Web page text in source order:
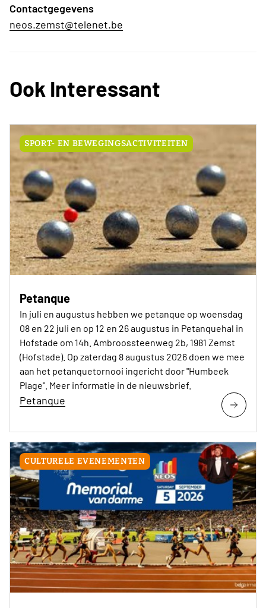
Contactgegevens
neos.zemst@telenet.be
Ook Interessant
SPORT- EN BEWEGINGSACTIVITEITEN
Petanque
In juli en augustus hebben we petanque op woensdag
08 en 22 juli en op 12 en 26 augustus in Petanquehal in
Hofstade om 14h. Ambroossteenweg 2b, 1981 Zemst
(Hofstade). Op zaterdag 8 augustus 2026 doen we mee
aan het petanquetornooi ingericht door "Humbeek
Plage". Meer informatie in de nieuwsbrief.
Petanque
CULTURELE EVENEMENTEN